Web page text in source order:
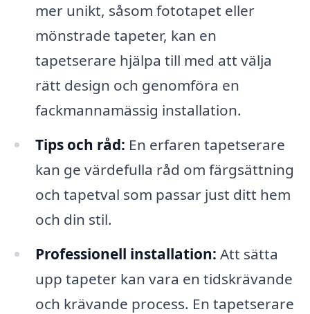
mer unikt, såsom fototapet eller
mönstrade tapeter, kan en
tapetserare hjälpa till med att välja
rätt design och genomföra en
fackmannamässig installation.
Tips och råd: En erfaren tapetserare
kan ge värdefulla råd om färgsättning
och tapetval som passar just ditt hem
och din stil.
Professionell installation: Att sätta
upp tapeter kan vara en tidskrävande
och krävande process. En tapetserare